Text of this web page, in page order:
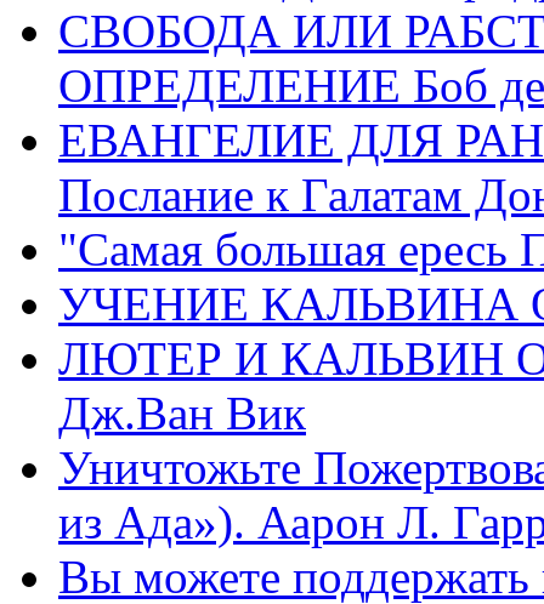
СВОБОДА ИЛИ
ОПРЕДЕЛЕНИЕ Боб де
ЕВАНГЕЛИЕ ДЛЯ
Послание к Галатам
"Самая большая ересь
УЧЕНИЕ КАЛЬВИНА
ЛЮТЕР И КАЛЬВИН
Дж.Ван Вик
Уничтожьте
из Ада»). Аарон Л.
Вы можете